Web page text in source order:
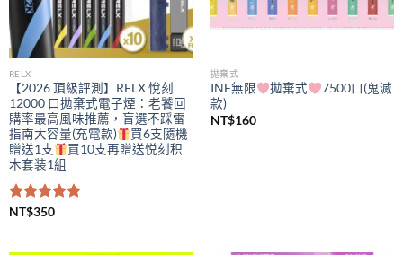
RELX
【2026 頂級評測】RELX 悅刻
12000 口拋棄式電子煙：老饕回
購率最高風味推薦，盲選不踩雷
指南大容量(充電款)
買6支隨機
贈送1支
買10支再贈送悦刻积
木套装1組
評分5.00
NT$350
拋棄式
INF無限 拋棄式
7500口(鬼滅
款)
NT$160